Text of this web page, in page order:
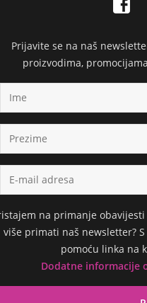
Prijavite se na naš
proizvodima,
na primanje
više primati naš newsletter?
pomoću linka na
Dodatne informacije